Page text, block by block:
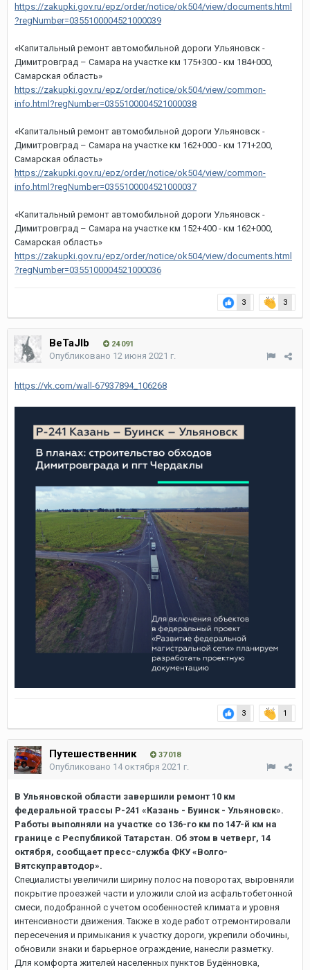
https://zakupki.gov.ru/epz/order/notice/ok504/view/documents.html
?regNumber=0355100004521000039
«Капитальный ремонт автомобильной дороги Ульяновск -
Димитровград – Самара на участке км 175+300 - км 184+000,
Самарская область»
https://zakupki.gov.ru/epz/order/notice/ok504/view/common-
info.html?regNumber=0355100004521000038
«Капитальный ремонт автомобильной дороги Ульяновск -
Димитровград – Самара на участке км 162+000 - км 171+200,
Самарская область»
https://zakupki.gov.ru/epz/order/notice/ok504/view/common-
info.html?regNumber=0355100004521000037
«Капитальный ремонт автомобильной дороги Ульяновск -
Димитровград – Самара на участке км 152+400 - км 162+000,
Самарская область»
https://zakupki.gov.ru/epz/order/notice/ok504/view/documents.html
?regNumber=0355100004521000036
3 3
BeTaJIb 24 091
Опубликовано 12 июня 2021 г.
https://vk.com/wall-67937894_106268
3 1
Путешественник 37 018
Опубликовано 14 октября 2021 г.
В Ульяновской области завершили ремонт 10 км
федеральной трассы Р-241 «Казань - Буинск - Ульяновск».
Работы выполняли на участке со 136-го км по 147-й км на
границе с Республикой Татарстан. Об этом в четверг, 14
октября, сообщает пресс-служба ФКУ «Волго-
Вятскуправтодор».
Специалисты увеличили ширину полос на поворотах, выровняли
покрытие проезжей части и уложили слой из асфальтобетонной
смеси, подобранной с учетом особенностей климата и уровня
интенсивности движения. Также в ходе работ отремонтировали
пересечения и примыкания к участку дороги, укрепили обочины,
обновили знаки и барьерное ограждение, нанесли разметку.
Для комфорта жителей населенных пунктов Будённовка,